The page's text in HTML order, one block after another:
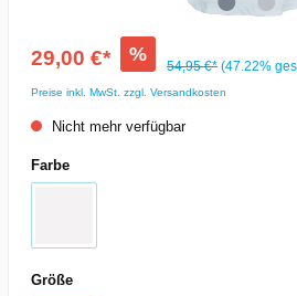
29,00 €* %
54,95 €* (47.22%
Preise inkl. MwSt. zzgl. Versandkosten
Nicht mehr verfügbar
Farbe
Größe